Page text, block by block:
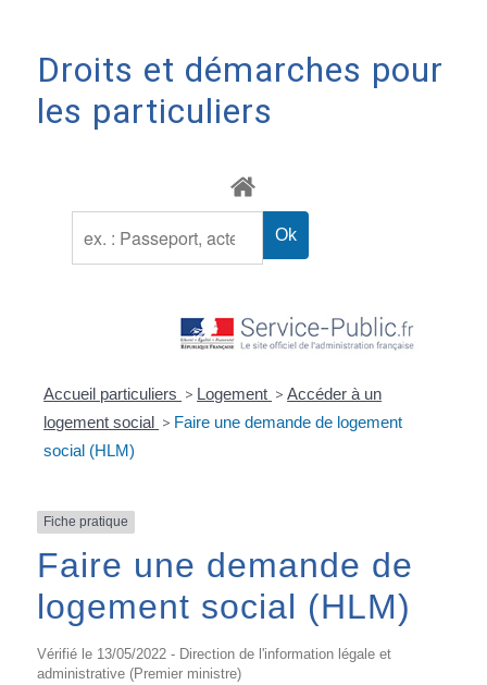
Droits et démarches pour
les particuliers
Accueil particuliers > Logement > Accéder à un
logement social > Faire une demande de logement
social (HLM)
Fiche pratique
Faire une demande de
logement social (HLM)
Vérifié le 13/05/2022 - Direction de l'information légale et
administrative (Premier ministre)